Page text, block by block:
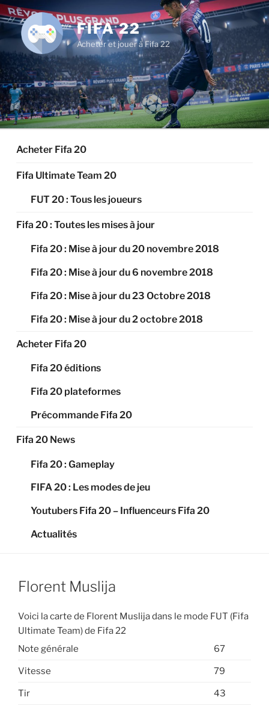
Aller
au
contenu
principal
FIFA 22
Acheter et jouer à Fifa 22
Acheter Fifa 20
Fifa Ultimate Team 20
FUT 20 : Tous les joueurs
Fifa 20 : Toutes les mises à jour
Fifa 20 : Mise à jour du 20 novembre 2018
Fifa 20 : Mise à jour du 6 novembre 2018
Fifa 20 : Mise à jour du 23 Octobre 2018
Fifa 20 : Mise à jour du 2 octobre 2018
Acheter Fifa 20
Fifa 20 éditions
Fifa 20 plateformes
Précommande Fifa 20
Fifa 20 News
Fifa 20 : Gameplay
FIFA 20 : Les modes de jeu
Youtubers Fifa 20 – Influenceurs Fifa 20
Actualités
Florent Muslija
Voici la carte de Florent Muslija dans le mode FUT (Fifa
Ultimate Team) de Fifa 22
Note générale
67
Vitesse 79
Tir 43